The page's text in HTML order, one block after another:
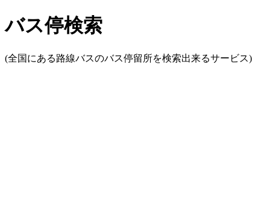
バス停検索
(全国にある路線バスのバス停留所を検索出来るサービス)